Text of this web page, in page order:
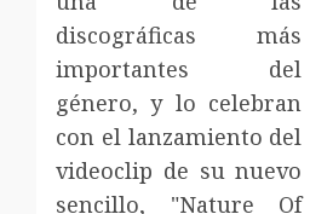
discográficas más
importantes del
género, y lo celebran
con el lanzamiento del
videoclip de su nuevo
sencillo, "Nature Of